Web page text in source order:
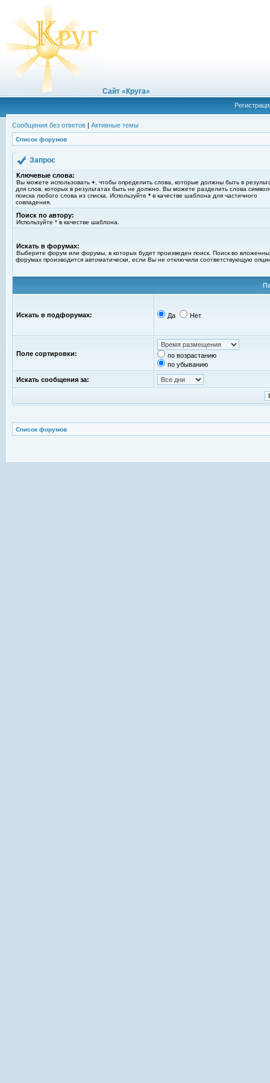
Сайт «Круга»
Сообщения без ответов | Активные темы
Список форумов
Запрос
Ключевые слова:
Вы можете использовать + , чтобы определить слова, которые должны быть в
для слов, которых в результатах быть не должно. Вы можете разделить слова
поиска любого слова из списка. Используйте * в качестве шаблона для частичного
совпадения.
Поиск по автору:
Используйте * в качестве шаблона.
Искать в форумах:
Выберите форум или форумы, в которых будет произведен поиск. Поиск во
форумах производится автоматически, если Вы не отключили соответствующую
Искать в подфорумах: Да Нет
Поле сортировки:
по возрастанию
по убыванию
Искать сообщения за:
Список форумов